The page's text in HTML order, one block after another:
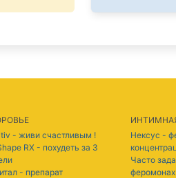
- живи счастливым !
RX - похудеть за 3
- препарат
Нексус -
Часто
феромонах